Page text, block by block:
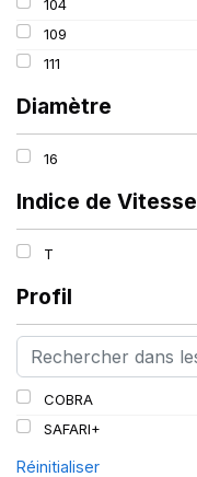
104
109
111
Diamètre
16
Indice de Vitesse
T
Profil
COBRA
SAFARI+
Réinitialiser